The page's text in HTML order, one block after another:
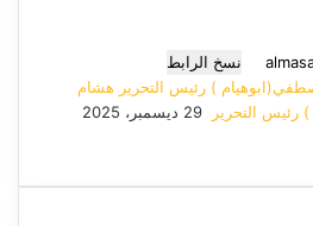
نسخ الرابط
هشام
رئيس التحرير
أ
ل
29 ديسمبر، 2025